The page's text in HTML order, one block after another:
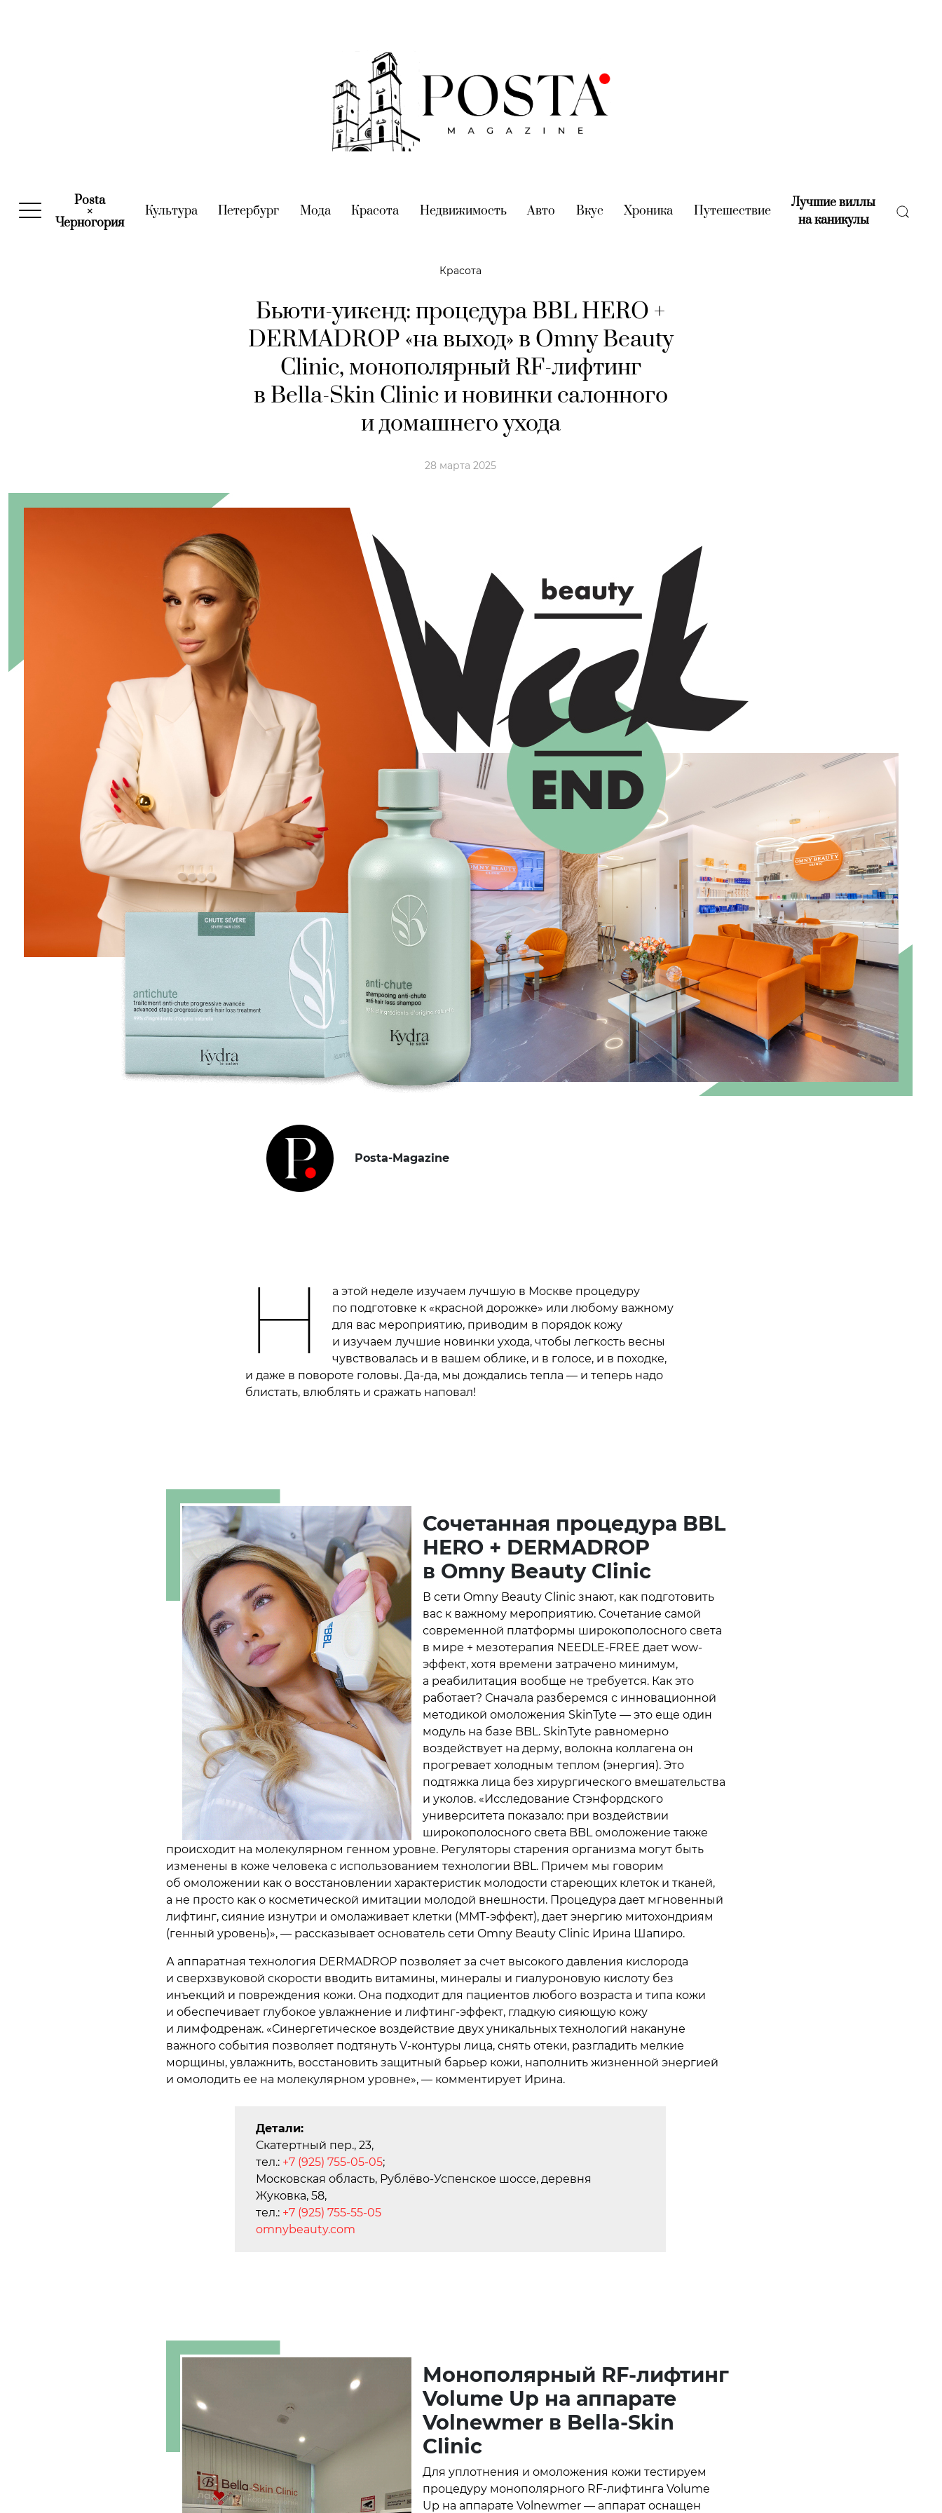
Posta
×
Черногория(current)
Культура(current)
Петербург (current)
Мода(current)
Красота (current)
Недвижимость(current)
Авто (current)
Вкус (current)
Хроника (current)
Путешествие(current)
Лучшие виллы
на каникулы(current)
Красота
Бьюти-уикенд: процедура BBL HERO +
DERMADROP «на выход» в Omny Beauty
Clinic, монополярный RF-лифтинг
в Bella-Skin Clinic и новинки салонного
и домашнего ухода
28 марта 2025
Posta-Magazine
Н
а этой неделе изучаем лучшую в Москве процедуру
по подготовке к «красной дорожке» или любому важному
для вас мероприятию, приводим в порядок кожу
и изучаем лучшие новинки ухода, чтобы легкость весны
чувствовалась и в вашем облике, и в голосе, и в походке,
и даже в повороте головы. Да-да, мы дождались тепла — и теперь надо
блистать, влюблять и сражать наповал!
Сочетанная процедура BBL
HERO + DERMADROP
в Omny Beauty Clinic
В сети Omny Beauty Clinic знают, как подготовить
вас к важному мероприятию. Сочетание самой
современной платформы широкополосного света
в мире + мезотерапия NEEDLE-FREE дает wow-
эффект, хотя времени затрачено минимум,
а реабилитация вообще не требуется. Как это
работает? Сначала разберемся с инновационной
методикой омоложения SkinTytе — это еще один
модуль на базе BBL. SkinTyte равномерно
воздействует на дерму, волокна коллагена он
прогревает холодным теплом (энергия). Это
подтяжка лица без хирургического вмешательства
и уколов. «Исследование Стэнфордского
университета показало: при воздействии
широкополосного света BBL омоложение также
происходит на молекулярном генном уровне. Регуляторы старения организма могут быть
изменены в коже человека с использованием технологии BBL. Причем мы говорим
об омоложении как о восстановлении характеристик молодости стареющих клеток и тканей,
а не просто как о косметической имитации молодой внешности. Процедура дает мгновенный
лифтинг, сияние изнутри и омолаживает клетки (ММТ-эффект), дает энергию митохондриям
(генный уровень)», — рассказывает основатель сети Omny Beauty Clinic Ирина Шапиро.
А аппаратная технология DERMADROP позволяет за счет высокого давления кислорода
и сверхзвуковой скорости вводить витамины, минералы и гиалуроновую кислоту без
инъекций и повреждения кожи. Она подходит для пациентов любого возраста и типа кожи
и обеспечивает глубокое увлажнение и лифтинг-эффект, гладкую сияющую кожу
и лимфодренаж. «Синергетическое воздействие двух уникальных технологий накануне
важного события позволяет подтянуть V-контуры лица, снять отеки, разгладить мелкие
морщины, увлажнить, восстановить защитный барьер кожи, наполнить жизненной энергией
и омолодить ее на молекулярном уровне», — комментирует Ирина.
Детали:
Скатертный пер., 23,
тел.: +7 (925) 755-05-05;
Московская область, Рублёво-Успенское шоссе, деревня
Жуковка, 58,
тел.: +7 (925) 755-55-05
omnybeauty.com
Монополярный RF-лифтинг
Volume Up на аппарате
Volnewmer в Bella-Skin
Clinic
Для уплотнения и омоложения кожи тестируем
процедуру монополярного RF-лифтинга Volume
Up на аппарате Volnewmer — аппарат оснащен